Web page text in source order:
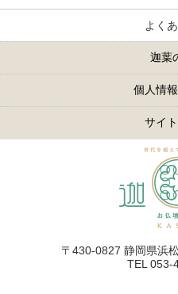
よく
迦葉
個人情
サイ
〒430-0827 静岡県浜
TEL 053-